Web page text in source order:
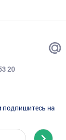
20
подпишитесь на